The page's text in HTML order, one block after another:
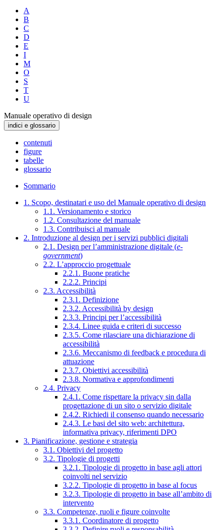
A
B
C
D
E
I
M
O
S
T
U
Manuale operativo di design
indici e glossario
contenuti
figure
tabelle
glossario
Sommario
1. Scopo, destinatari e uso del Manuale operativo di design
1.1. Versionamento e storico
1.2. Consultazione del manuale
1.3. Contribuisci al manuale
2. Introduzione al design per i servizi pubblici digitali
2.1. Design per l’amministrazione digitale (e-
government)
2.2. L’approccio progettuale
2.2.1. Buone pratiche
2.2.2. Principi
2.3. Accessibilità
2.3.1. Definizione
2.3.2. Accessibilità by design
2.3.3. Principi per l’accessibilità
2.3.4. Linee guida e criteri di successo
2.3.5. Come rilasciare una dichiarazione di
accessibilità
2.3.6. Meccanismo di feedback e procedura di
attuazione
2.3.7. Obiettivi accessibilità
2.3.8. Normativa e approfondimenti
2.4. Privacy
2.4.1. Come rispettare la privacy sin dalla
progettazione di un sito o servizio digitale
2.4.2. Richiedi il consenso quando necessario
2.4.3. Le basi del sito web: architettura,
informativa privacy, riferimenti DPO
3. Pianificazione, gestione e strategia
3.1. Obiettivi del progetto
3.2. Tipologie di progetti
3.2.1. Tipologie di progetto in base agli attori
coinvolti nel servizio
3.2.2. Tipologie di progetto in base al focus
3.2.3. Tipologie di progetto in base all’ambito di
intervento
3.3. Competenze, ruoli e figure coinvolte
3.3.1. Coordinatore di progetto